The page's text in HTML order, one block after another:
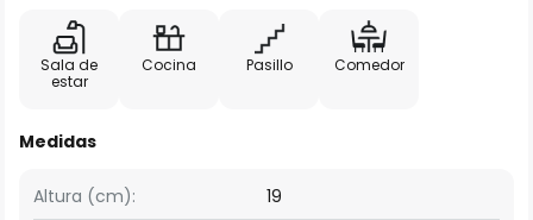
Sala de
estar
Cocina Pasillo Comedor
Medidas
Altura (cm):
19